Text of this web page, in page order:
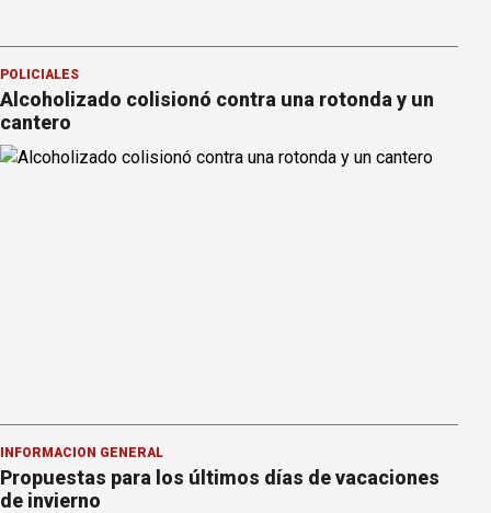
POLICIALES
Alcoholizado colisionó contra una rotonda y un
cantero
INFORMACION GENERAL
Propuestas para los últimos días de vacaciones
de invierno